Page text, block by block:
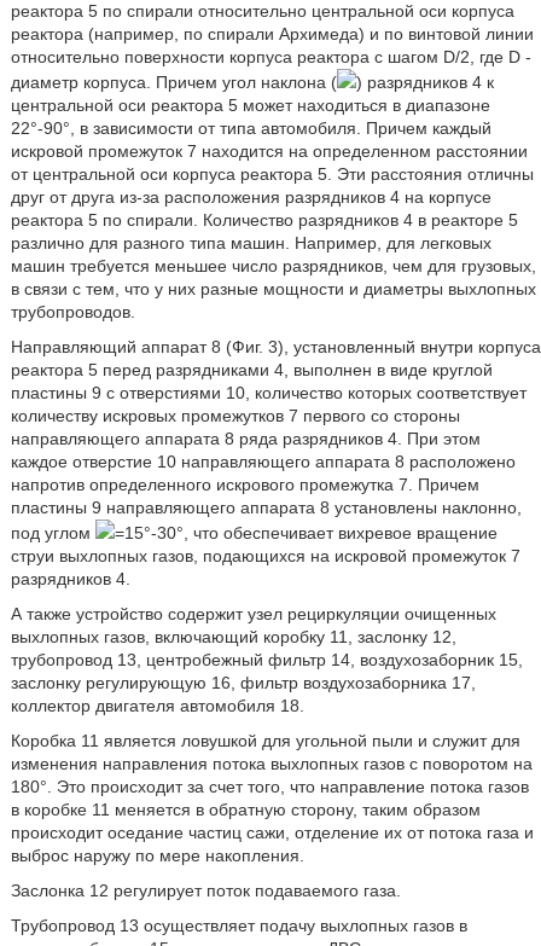
реактора 5 по спирали относительно центральной оси корпуса
реактора (например, по спирали Архимеда) и по винтовой линии
относительно поверхности корпуса реактора с шагом D/2, где D -
диаметр корпуса. Причем угол наклона (
) разрядников 4 к
центральной оси реактора 5 может находиться в диапазоне
22°-90°, в зависимости от типа автомобиля. Причем каждый
искровой промежуток 7 находится на определенном расстоянии
от центральной оси корпуса реактора 5. Эти расстояния отличны
друг от друга из-за расположения разрядников 4 на корпусе
реактора 5 по спирали. Количество разрядников 4 в реакторе 5
различно для разного типа машин. Например, для легковых
машин требуется меньшее число разрядников, чем для грузовых,
в связи с тем, что у них разные мощности и диаметры выхлопных
трубопроводов.
Направляющий аппарат 8 (Фиг. 3), установленный внутри корпуса
реактора 5 перед разрядниками 4, выполнен в виде круглой
пластины 9 с отверстиями 10, количество которых соответствует
количеству искровых промежутков 7 первого со стороны
направляющего аппарата 8 ряда разрядников 4. При этом
каждое отверстие 10 направляющего аппарата 8 расположено
напротив определенного искрового промежутка 7. Причем
пластины 9 направляющего аппарата 8 установлены наклонно,
под углом
=15°-30°, что обеспечивает вихревое вращение
струи выхлопных газов, подающихся на искровой промежуток 7
разрядников 4.
А также устройство содержит узел рециркуляции очищенных
выхлопных газов, включающий коробку 11, заслонку 12,
трубопровод 13, центробежный фильтр 14, воздухозаборник 15,
заслонку регулирующую 16, фильтр воздухозаборника 17,
коллектор двигателя автомобиля 18.
Коробка 11 является ловушкой для угольной пыли и служит для
изменения направления потока выхлопных газов с поворотом на
180°. Это происходит за счет того, что направление потока газов
в коробке 11 меняется в обратную сторону, таким образом
происходит оседание частиц сажи, отделение их от потока газа и
выброс наружу по мере накопления.
Заслонка 12 регулирует поток подаваемого газа.
Трубопровод 13 осуществляет подачу выхлопных газов в